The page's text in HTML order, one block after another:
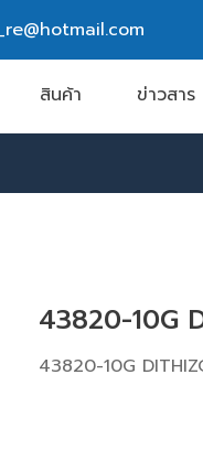
สินค้า ข่าวสาร
43820-10G
43820-10G